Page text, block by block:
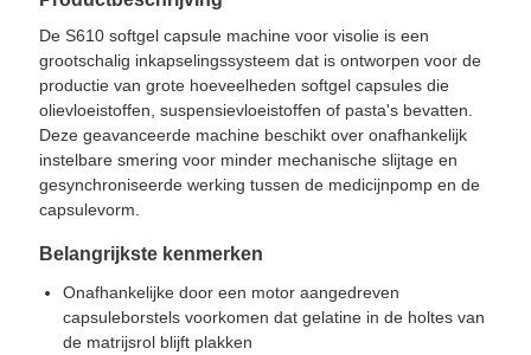
De S610 softgel capsule machine voor visolie is een
grootschalig inkapselingssysteem dat is ontworpen voor de
productie van grote hoeveelheden softgel capsules die
olievloeistoffen, suspensievloeistoffen of pasta's bevatten.
Deze geavanceerde machine beschikt over onafhankelijk
instelbare smering voor minder mechanische slijtage en
gesynchroniseerde werking tussen de medicijnpomp en de
capsulevorm.
Belangrijkste kenmerken
Onafhankelijke door een motor aangedreven
capsuleborstels voorkomen dat gelatine in de holtes van
de matrijsrol blijft plakken